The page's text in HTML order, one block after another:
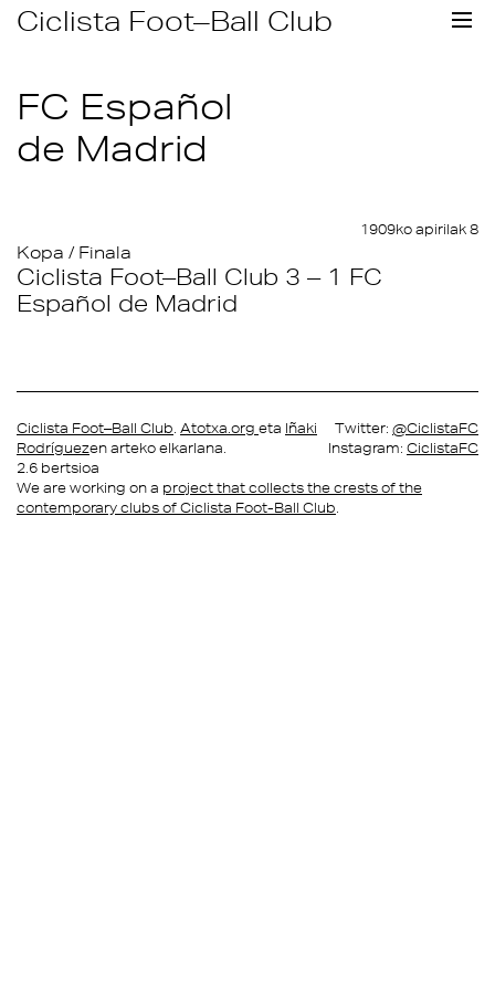
SkipCiclista Foot–Ball Club
FC Español
de Madrid
1909ko apirilak 8
Kopa / Finala
Ciclista Foot–Ball Club 3 – 1 FC
Español de Madrid
Ciclista Foot–Ball Club. Atotxa.org eta Iñaki
Rodríguezen arteko elkarlana.
2.6 bertsioa
Twitter: @CiclistaFC
Instagram: CiclistaFC
We are working on a project that collects the crests of the
contemporary clubs of Ciclista Foot-Ball Club.